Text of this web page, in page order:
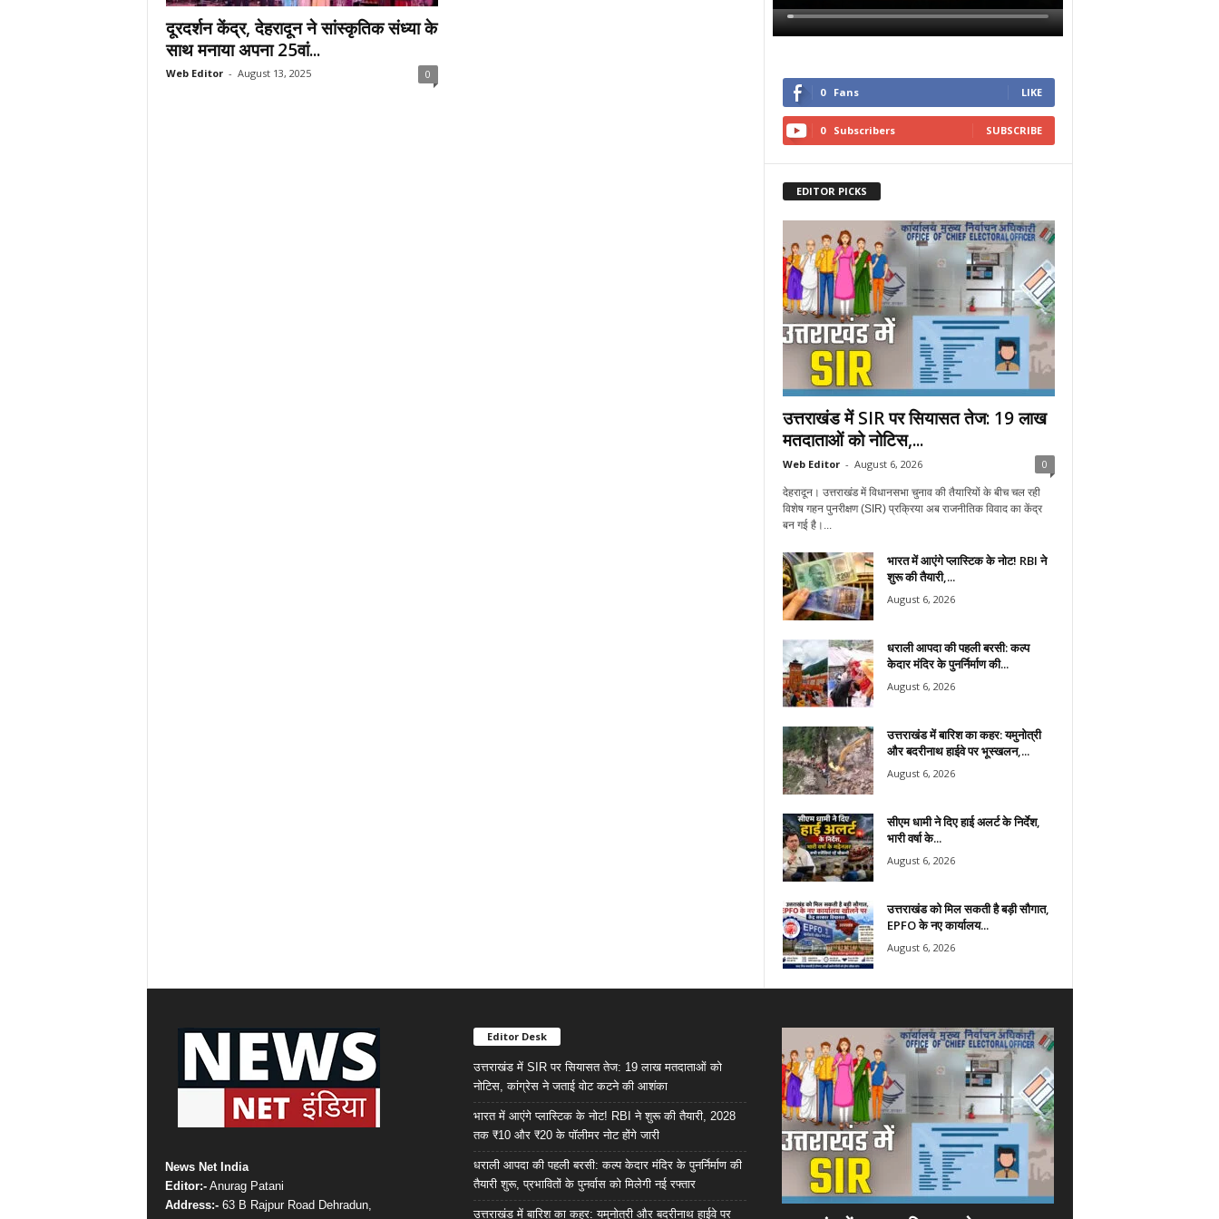
दूरदर्शन केंद्र, देहरादून ने सांस्कृतिक संध्या के
साथ मनाया अपना 25वां...
Web Editor - August 13, 2025 0
0 Fans LIKE
0 Subscribers SUBSCRIBE
EDITOR PICKS
उत्तराखंड में SIR पर सियासत तेज: 19 लाख
मतदाताओं को नोटिस,...
Web Editor - August 6, 2026 0
देहरादून। उत्तराखंड में विधानसभा चुनाव की तैयारियों के बीच चल रही
विशेष गहन पुनरीक्षण (SIR) प्रक्रिया अब राजनीतिक विवाद का केंद्र
बन गई है।...
भारत में आएंगे प्लास्टिक के नोट! RBI ने
शुरू की तैयारी,...
August 6, 2026
धराली आपदा की पहली बरसी: कल्प
केदार मंदिर के पुनर्निर्माण की...
August 6, 2026
उत्तराखंड में बारिश का कहर: यमुनोत्री
और बदरीनाथ हाईवे पर भूस्खलन,...
August 6, 2026
सीएम धामी ने दिए हाई अलर्ट के निर्देश,
भारी वर्षा के...
August 6, 2026
उत्तराखंड को मिल सकती है बड़ी सौगात,
EPFO के नए कार्यालय...
August 6, 2026
News Net India
Editor:-Anurag Patani
Address:-63 B Rajpur Road Dehradun,
Editor Desk
उत्तराखंड में SIR पर सियासत तेज: 19 लाख मतदाताओं को
नोटिस, कांग्रेस ने जताई वोट कटने की आशंका
भारत में आएंगे प्लास्टिक के नोट! RBI ने शुरू की तैयारी, 2028
तक ₹10 और ₹20 के पॉलीमर नोट होंगे जारी
धराली आपदा की पहली बरसी: कल्प केदार मंदिर के पुनर्निर्माण की
तैयारी शुरू, प्रभावितों के पुनर्वास को मिलेगी नई रफ्तार
उत्तराखंड में बारिश का कहर: यमुनोत्री और बदरीनाथ हाईवे पर